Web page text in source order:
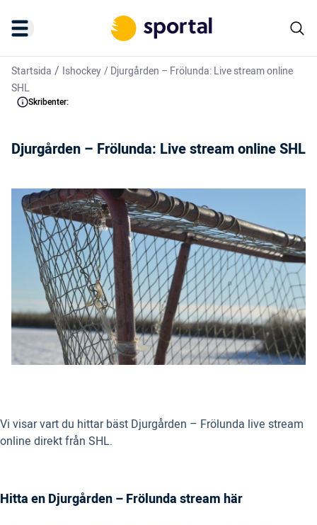
Startsida / Ishockey/Djurgården – Frölunda: Live stream online
SHL
Skribenter:
Djurgården – Frölunda: Live stream online SHL
Vi visar vart du hittar bäst Djurgården – Frölunda live stream
online direkt från SHL.
Hitta en Djurgården – Frölunda stream här